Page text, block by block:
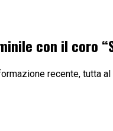
con il coro
recente, tutta